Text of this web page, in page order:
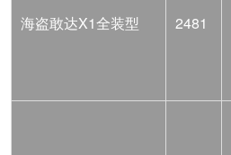
海盗敢达X1全装型 2481